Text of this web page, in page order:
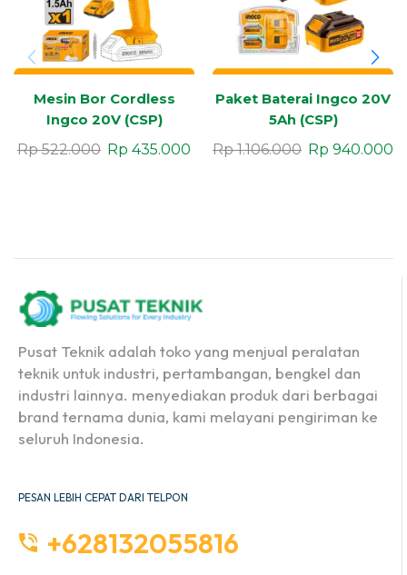
Mesin Bor Cordless
Ingco 20V (CSP)
Rp522.000 Rp 435.000
Paket Baterai Ingco 20V
5Ah (CSP)
Rp1.106.000 Rp 940.000
Pusat Teknik adalah toko yang menjual peralatan
teknik untuk industri, pertambangan, bengkel dan
industri lainnya. menyediakan produk dari berbagai
brand ternama dunia, kami melayani pengiriman ke
seluruh Indonesia.
PESAN LEBIH CEPAT DARI TELPON
+628132055816